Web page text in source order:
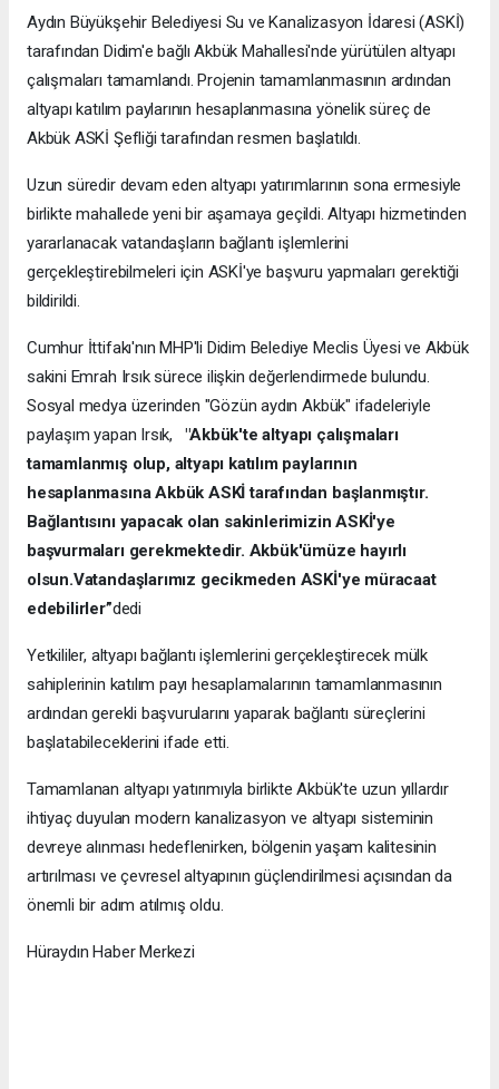
Aydın Büyükşehir Belediyesi Su ve Kanalizasyon İdaresi (ASKİ)
tarafından Didim'e bağlı Akbük Mahallesi'nde yürütülen altyapı
çalışmaları tamamlandı. Projenin tamamlanmasının ardından
altyapı katılım paylarının hesaplanmasına yönelik süreç de
Akbük ASKİ Şefliği tarafından resmen başlatıldı.
Uzun süredir devam eden altyapı yatırımlarının sona ermesiyle
birlikte mahallede yeni bir aşamaya geçildi. Altyapı hizmetinden
yararlanacak vatandaşların bağlantı işlemlerini
gerçekleştirebilmeleri için ASKİ'ye başvuru yapmaları gerektiği
bildirildi.
Cumhur İttifakı'nın MHP'li Didim Belediye Meclis Üyesi ve Akbük
sakini Emrah Irsık sürece ilişkin değerlendirmede bulundu.
Sosyal medya üzerinden "Gözün aydın Akbük" ifadeleriyle
paylaşım yapan Irsık,
"Akbük'te altyapı çalışmaları
tamamlanmış olup, altyapı katılım paylarının
hesaplanmasına Akbük ASKİ tarafından başlanmıştır.
Bağlantısını yapacak olan sakinlerimizin ASKİ'ye
başvurmaları gerekmektedir. Akbük'ümüze hayırlı
olsun.Vatandaşlarımız gecikmeden ASKİ'ye müracaat
edebilirler”dedi
Yetkililer, altyapı bağlantı işlemlerini gerçekleştirecek mülk
sahiplerinin katılım payı hesaplamalarının tamamlanmasının
ardından gerekli başvurularını yaparak bağlantı süreçlerini
başlatabileceklerini ifade etti.
Tamamlanan altyapı yatırımıyla birlikte Akbük'te uzun yıllardır
ihtiyaç duyulan modern kanalizasyon ve altyapı sisteminin
devreye alınması hedeflenirken, bölgenin yaşam kalitesinin
artırılması ve çevresel altyapının güçlendirilmesi açısından da
önemli bir adım atılmış oldu.
Hüraydın Haber Merkezi